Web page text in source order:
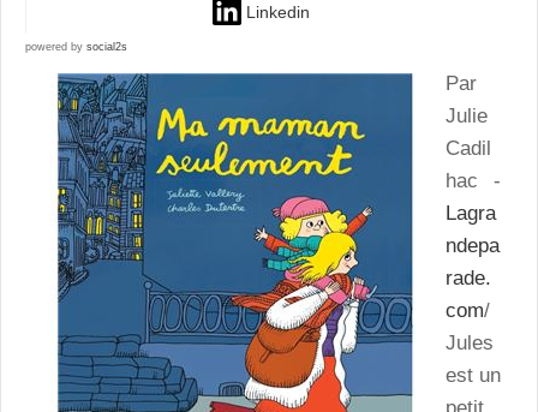
Linkedin
powered by social2s
Par
Julie
Cadil
hac -
Lagra
ndepa
rade.
com/
Jules
est un